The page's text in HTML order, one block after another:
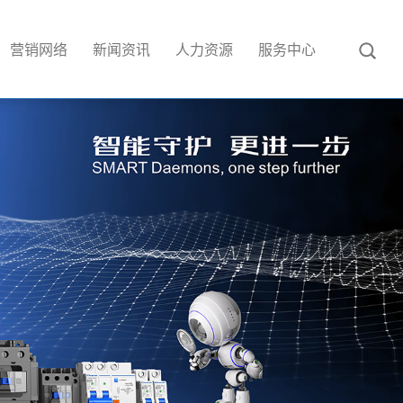
营销网络 新闻资讯 人力资源 服务中心